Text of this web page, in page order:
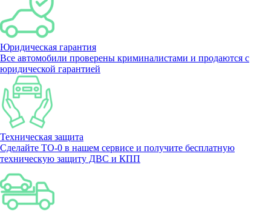
Юридическая гарантия
Все автомобили проверены криминалистами и продаются с
юридической гарантией
Техническая защита
Сделайте ТО-0 в нашем сервисе и получите бесплатную
техническую защиту ДВС и КПП